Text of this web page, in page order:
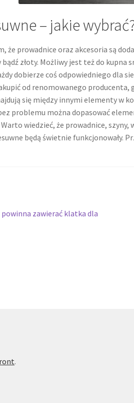
– jakie
że prowadnice oraz akcesoria są
bądź złoty. Możliwy jest też do
dobierze coś odpowiedniego dla
od renomowanego producenta,
się między innymi elementy w
problemu można dopasować
Warto wiedzieć, że prowadnice,
będą świetnie funkcjonowały.
powinna zawierać klatka dla
.